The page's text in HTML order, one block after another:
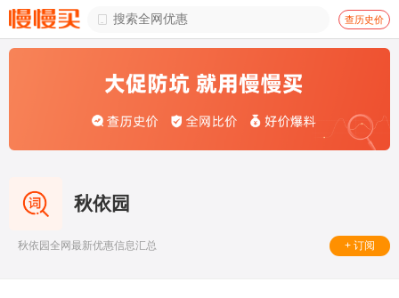
 查历史价
秋依园
秋依园全网最新优惠信息汇总 + 订阅